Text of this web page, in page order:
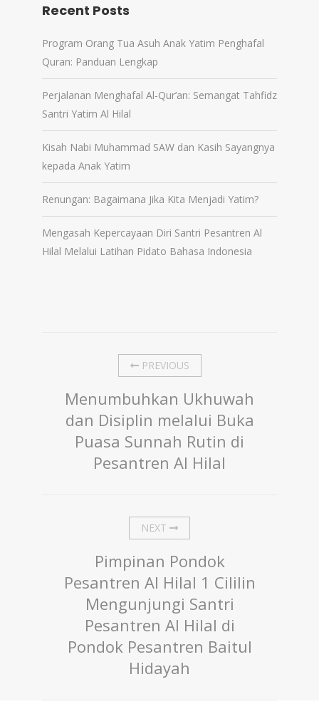
Recent Posts
Program Orang Tua Asuh Anak Yatim Penghafal
Quran: Panduan Lengkap
Perjalanan Menghafal Al-Qur’an: Semangat Tahfidz
Santri Yatim Al Hilal
Kisah Nabi Muhammad SAW dan Kasih Sayangnya
kepada Anak Yatim
Renungan: Bagaimana Jika Kita Menjadi Yatim?
Mengasah Kepercayaan Diri Santri Pesantren Al
Hilal Melalui Latihan Pidato Bahasa Indonesia
PREVIOUS
Menumbuhkan Ukhuwah
dan Disiplin melalui Buka
Puasa Sunnah Rutin di
Pesantren Al Hilal
NEXT
Pimpinan Pondok
Pesantren Al Hilal 1 Cililin
Mengunjungi Santri
Pesantren Al Hilal di
Pondok Pesantren Baitul
Hidayah